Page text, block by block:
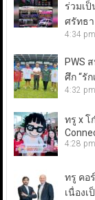
ร่วมเ
ศรัทธา
4:34 pm
PWS
ศึก “รั
4:32 pm
ทรู x โ
4:28 pm
ทรู คอ
เนื่องเ